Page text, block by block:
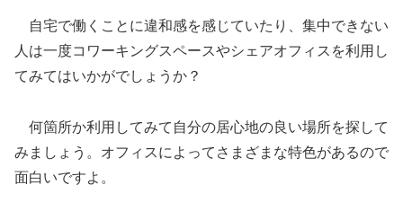
自宅で働くことに違和感を感じていたり、集中できない
人は一度コワーキングスペースやシェアオフィスを利用し
てみてはいかがでしょうか？
何箇所か利用してみて自分の居心地の良い場所を探して
みましょう。オフィスによってさまざまな特色があるので
面白いですよ。